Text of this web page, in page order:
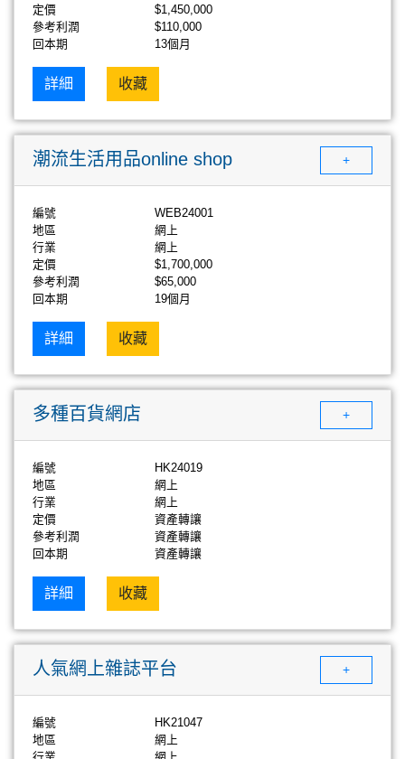
定價
$1,450,000
參考利潤
$110,000
回本期
13個月
詳細 收藏
潮流生活用品online shop +
編號
WEB24001
地區
網上
行業
網上
定價
$1,700,000
參考利潤
$65,000
回本期
19個月
詳細 收藏
多種百貨網店 +
編號
HK24019
地區
網上
行業
網上
定價
資產轉讓
參考利潤
資產轉讓
回本期
資產轉讓
詳細 收藏
人氣網上雜誌平台 +
編號
HK21047
地區
網上